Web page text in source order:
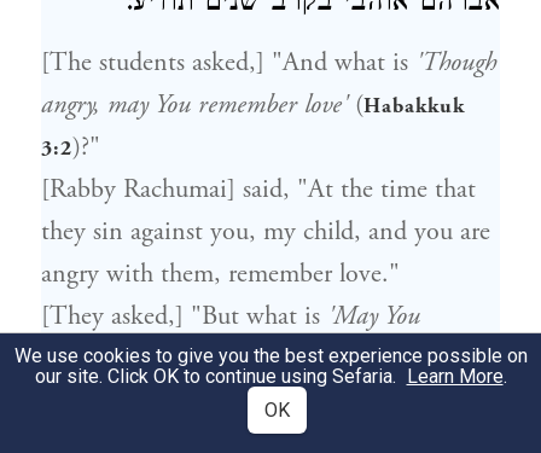
[The students asked,] "And what is 'Though
angry, may You remember love'(Habakkuk
3:2)?"
[Rabby Rachumai] said, "At the time that
they sin against you, my child, and you are
angry with them, remember love."
[They asked,] "But what is 'May You
remember compassion'?"
[He responded,] "This is as is said,
We use cookies to give you the best experience possible on
our site. Click OK to continue using Sefaria. Learn More.
OK